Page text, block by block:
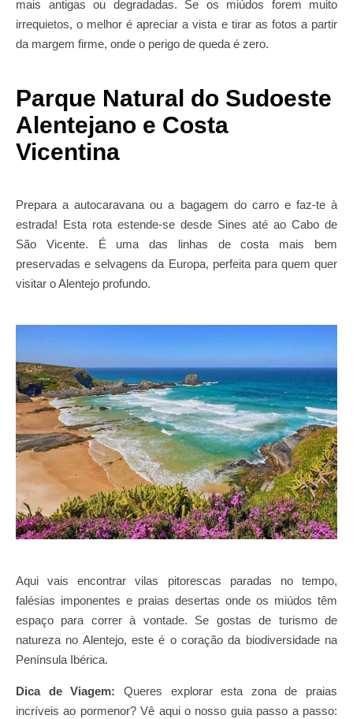
mais antigas ou degradadas. Se os miúdos forem muito
irrequietos, o melhor é apreciar a vista e tirar as fotos a partir
da margem firme, onde o perigo de queda é zero.
Parque Natural do Sudoeste
Alentejano e Costa
Vicentina
Prepara a autocaravana ou a bagagem do carro e faz-te à
estrada! Esta rota estende-se desde Sines até ao Cabo de
São Vicente. É uma das linhas de costa mais bem
preservadas e selvagens da Europa, perfeita para quem quer
visitar o Alentejo profundo.
Aqui vais encontrar vilas pitorescas paradas no tempo,
falésias imponentes e praias desertas onde os miúdos têm
espaço para correr à vontade. Se gostas de turismo de
natureza no Alentejo, este é o coração da biodiversidade na
Península Ibérica.
Dica de Viagem: Queres explorar esta zona de praias
incríveis ao pormenor? Vê aqui o nosso guia passo a passo: